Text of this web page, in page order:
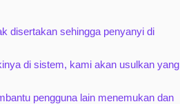
disertakan sehingga penyanyi di
di sistem, kami akan usulkan yang
pengguna lain menemukan dan